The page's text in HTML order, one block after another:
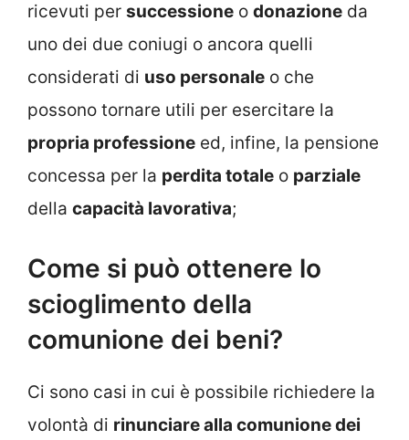
ricevuti per successione o donazione da
uno dei due coniugi o ancora quelli
considerati di uso personale o che
possono tornare utili per esercitare la
propria professione ed, infine, la pensione
concessa per la perdita totale o parziale
della capacità lavorativa;
Come si può ottenere lo
scioglimento della
comunione dei beni?
Ci sono casi in cui è possibile richiedere la
volontà di rinunciare alla comunione dei